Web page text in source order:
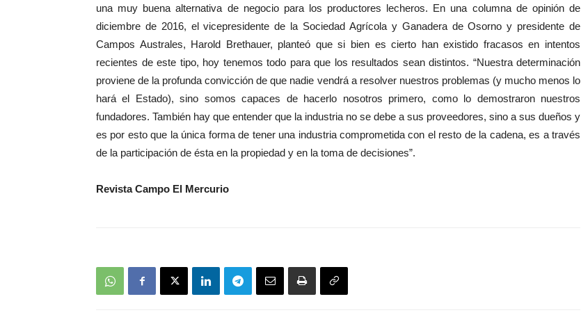
una muy buena alternativa de negocio para los productores lecheros. En una columna de opinión de
diciembre de 2016, el vicepresidente de la Sociedad Agrícola y Ganadera de Osorno y presidente de
Campos Australes, Harold Brethauer, planteó que si bien es cierto han existido fracasos en intentos
recientes de este tipo, hoy tenemos todo para que los resultados sean distintos. “Nuestra determinación
proviene de la profunda convicción de que nadie vendrá a resolver nuestros problemas (y mucho menos lo
hará el Estado), sino somos capaces de hacerlo nosotros primero, como lo demostraron nuestros
fundadores. También hay que entender que la industria no se debe a sus proveedores, sino a sus dueños y
es por esto que la única forma de tener una industria comprometida con el resto de la cadena, es a través
de la participación de ésta en la propiedad y en la toma de decisiones”.
Revista Campo El Mercurio